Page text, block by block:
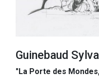
Guinebaud
"La Porte des